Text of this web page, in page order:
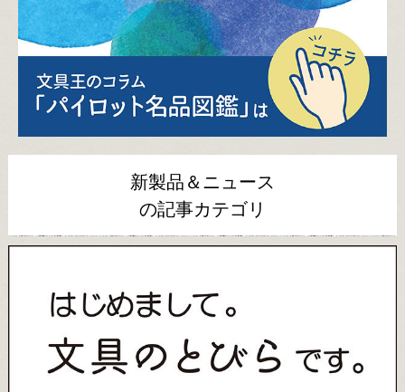
新製品＆ニュース
の記事カテゴリ